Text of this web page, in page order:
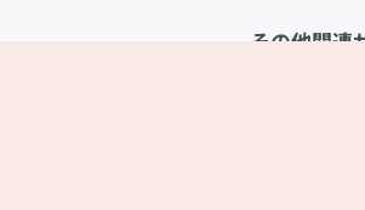
その他関連